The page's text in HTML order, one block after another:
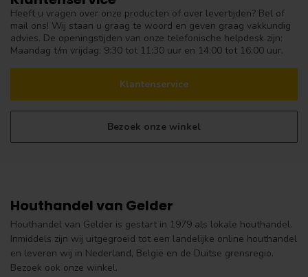
Heeft u vragen over onze producten of over levertijden? Bel of
mail ons! Wij staan u graag te woord en geven graag vakkundig
advies. De openingstijden van onze telefonische helpdesk zijn:
Maandag t/m vrijdag: 9:30 tot 11:30 uur en 14:00 tot 16:00 uur.
Klantenservice
Bezoek onze winkel
Houthandel van Gelder
Houthandel van Gelder is gestart in 1979 als lokale houthandel.
Inmiddels zijn wij uitgegroeid tot een landelijke online houthandel
en leveren wij in Nederland, België en de Duitse grensregio.
Bezoek ook onze winkel.